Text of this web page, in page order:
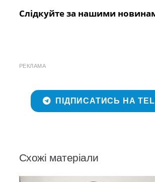
Слідкуйте за нашими
РЕКЛАМА
ПІДПИСАТИСЬ НА
Схожі матеріали